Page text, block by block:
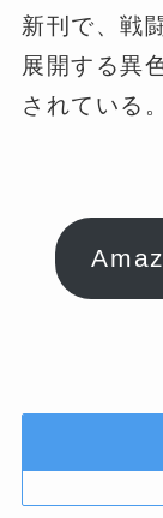
新刊で、戦
展開する異
されている。